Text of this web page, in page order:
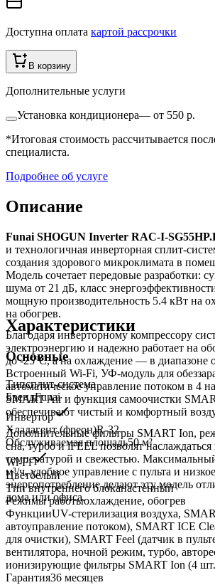
Доступна оплата картой рассрочки
В корзину
Дополнительные услуги
Установка кондиционера— от 550 р.
*Итоговая стоимость рассчитывается
специалиста.
Подробнее об услуге
Описание
Funai SHOGUN Inverter RAC-I-
и технологичная инверторная сплит-
создания здорового микроклимата в
Модель сочетает передовые разработки:
шума от 21 дБ, класс
мощную производительность 5.4 кВт на
на обогрев.
Благодаря инверторному компрессору
электроэнергию и надежно работает на
до -25°C, а на охлаждение — в диапазоне
Встроенный Wi-Fi, УФ-модуль для
автоматическое управление потоком в 4
SMART Air и функция самоочистки
обеспечивают чистый и комфортный
Дополнительные фильтры SMART Ion,
сна, турбо и iFEEL позволят наслаждаться
температурой и свежестью.
м³/ч, удобное управление с пульта и низкое
энергопотребление делают эту модель
дома или офиса.
Характеристики
Основные
Типсплит-система
БрендFunai
Инвертор
Хладагент (фреон)R-32
Обслуживаемая площадь50м²
Wi-Fi
Цветбелый
Тип внутреннего блоканастенный
Режимы работыохлаждение, обогрев
ФункцииUV-стерилизация воздуха,
автоуправление потоком), SMART ICE
для очистки), SMART Feel (датчик в
вентилятора, ночной режим, турбо,
ионизирующие фильтры SMART Ion (4
Гарантия36 месяцев